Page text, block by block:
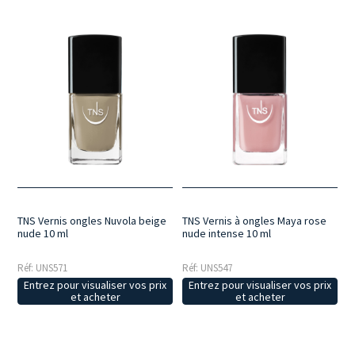
TNS Vernis ongles Nuvola beige
nude 10 ml
Réf: UNS571
Entrez pour visualiser vos prix
et acheter
TNS Vernis à ongles Maya rose
nude intense 10 ml
Réf: UNS547
Entrez pour visualiser vos prix
et acheter